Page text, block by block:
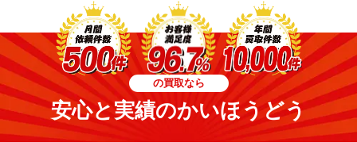
の買取なら
安心と実績のかいほうどう